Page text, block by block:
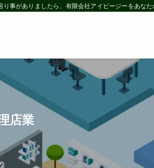
り事がありましたら、有限会社アイビージーをあな
店業